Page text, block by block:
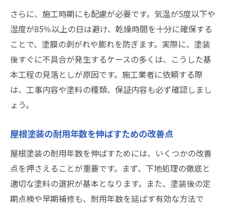
さらに、施工時期にも配慮が必要です。気温が5度以下や
湿度が85％以上の日は避け、乾燥時間を十分に確保する
ことで、塗膜の剥がれや膨れを防ぎます。実際に、塗装
後すぐに不具合が発生するケースの多くは、こうした基
本工程の見落としが原因です。施工業者に依頼する際
は、工事内容や塗料の種類、保証内容も必ず確認しまし
ょう。
屋根塗装の耐用年数を伸ばすための改善点
屋根塗装の耐用年数を伸ばすためには、いくつかの改善
点を押さえることが重要です。まず、下地処理の徹底と
適切な塗料の選択が基本となります。また、塗装後の定
期点検や早期補修も、耐用年数を延ばす有効な方法で